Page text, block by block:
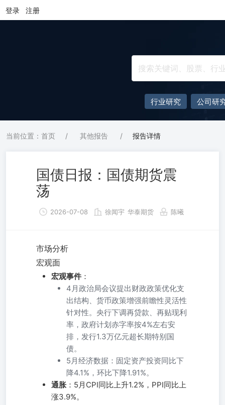
登录 注册
行业研究 公司研
当前位置：首页 / 其他报告 / 报告详情
国债日报：国债期货震
荡
2026-07-08 徐闻宇 华泰期货 陈曦
市场分析
宏观面
宏观事件 ：
4月政治局会议提出财政政策优化支
出结构、货币政策增强前瞻性灵活性
针对性。央行下调再贷款、再贴现利
率，政府计划赤字率按4%左右安
排，发行1.3万亿元超长期特别国
债。
5月经济数据：固定资产投资同比下
降4.1%，环比下降1.91%。
通胀：5月CPI同比上升1.2%，PPI同比上
涨3.9%。